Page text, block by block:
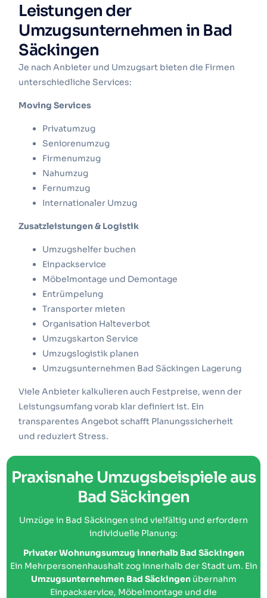
Leistungen der
Umzugsunternehmen in Bad
Säckingen
Je nach Anbieter und Umzugsart bieten die Firmen
unterschiedliche Services:
Moving Services
Privatumzug
Seniorenumzug
Firmenumzug
Nahumzug
Fernumzug
Internationaler Umzug
Zusatzleistungen & Logistik
Umzugshelfer buchen
Einpackservice
Möbelmontage und Demontage
Entrümpelung
Transporter mieten
Organisation Halteverbot
Umzugskarton Service
Umzugslogistik planen
Umzugsunternehmen Bad Säckingen Lagerung
Viele Anbieter kalkulieren auch Festpreise, wenn der
Leistungsumfang vorab klar definiert ist. Ein
transparentes Angebot schafft Planungssicherheit
und reduziert Stress.
Praxisnahe Umzugsbeispiele aus
Bad Säckingen
Umzüge in Bad Säckingen sind vielfältig und erfordern
individuelle Planung:
Privater Wohnungsumzug innerhalb Bad Säckingen
Ein Mehrpersonenhaushalt zog innerhalb der Stadt um. Ein
Umzugsunternehmen Bad Säckingenübernahm
Einpackservice, Möbelmontage und die